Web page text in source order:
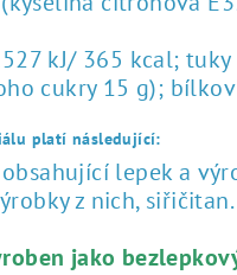
kJ/ 365 kcal;
cukry 15 g);
platí následující:
lepek a
z nich, siřičitan.
jako